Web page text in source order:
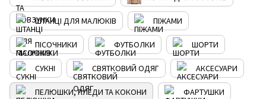
ШТАНЦІ ДЛЯ МАЛЮКІВ ПІЖАМИ
ПІСОЧНИКИ ФУТБОЛКИ ШОРТИ
СУКНІ СВЯТКОВИЙ ОДЯГ АКСЕСУАРИ
ПЕЛЮШКИ, ПЛЕДИ ТА КОКОНИ ФАРТУШКИ